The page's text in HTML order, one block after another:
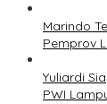
Marindo
Pemprov
Yuliardi
PWI